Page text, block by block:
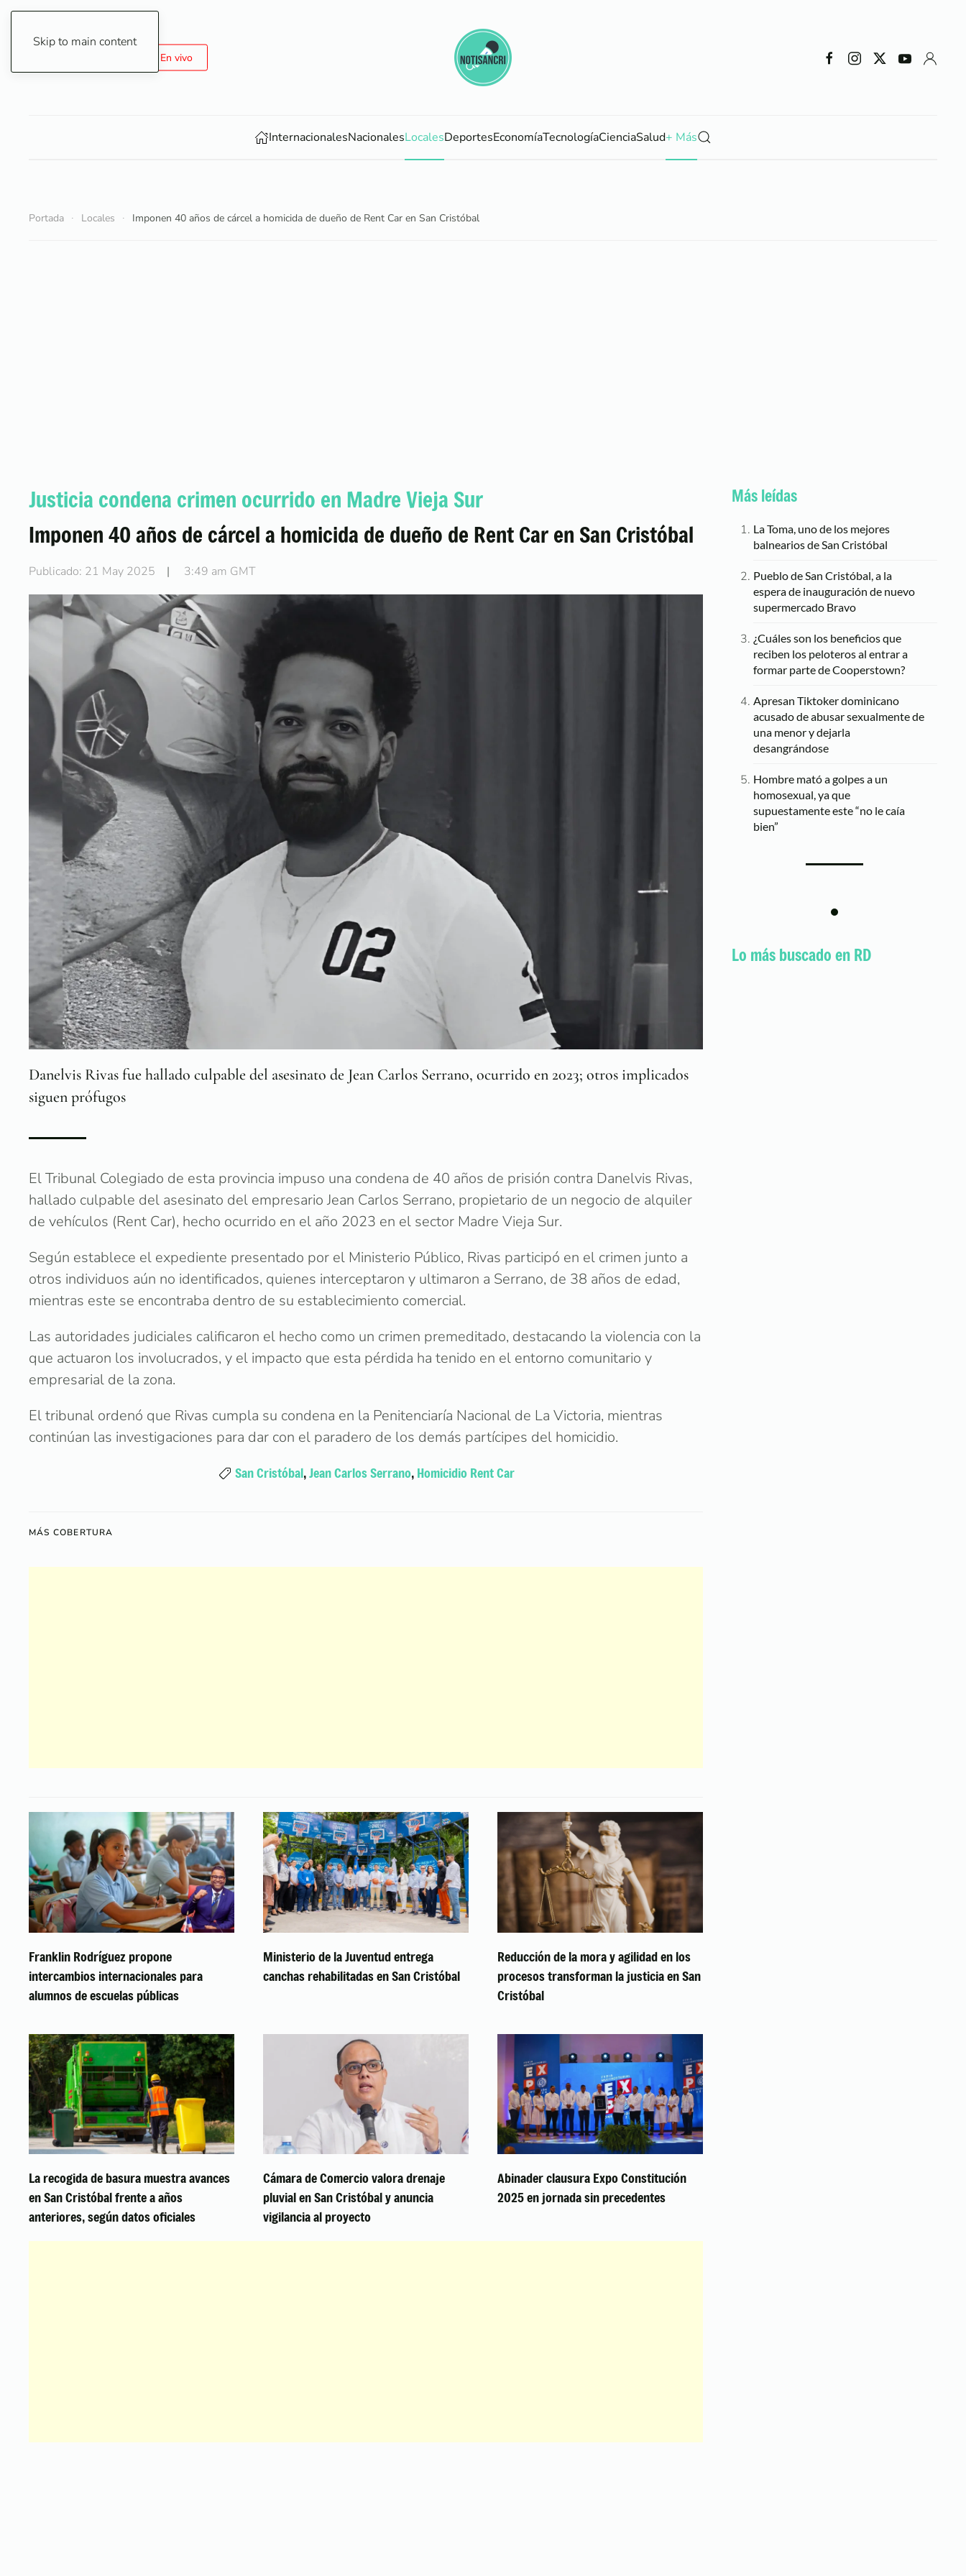
Skip to main content
En vivo
InternacionalesNacionalesLocalesDeportesEconomíaTecnologíaCienciaSalud+ Más
Portada Locales Imponen 40 años de cárcel a homicida de dueño de Rent Car en San Cristóbal
Justicia condena crimen ocurrido en Madre Vieja Sur
Imponen 40 años de cárcel a homicida de dueño de Rent Car en San Cristóbal
Publicado: 21 May 2025 | 3:49 am GMT
Danelvis Rivas fue hallado culpable del asesinato de Jean Carlos Serrano, ocurrido en 2023; otros implicados
siguen prófugos
El Tribunal Colegiado de esta provincia impuso una condena de 40 años de prisión contra Danelvis Rivas,
hallado culpable del asesinato del empresario Jean Carlos Serrano, propietario de un negocio de alquiler
de vehículos (Rent Car), hecho ocurrido en el año 2023 en el sector Madre Vieja Sur.
Según establece el expediente presentado por el Ministerio Público, Rivas participó en el crimen junto a
otros individuos aún no identificados, quienes interceptaron y ultimaron a Serrano, de 38 años de edad,
mientras este se encontraba dentro de su establecimiento comercial.
Las autoridades judiciales calificaron el hecho como un crimen premeditado, destacando la violencia con la
que actuaron los involucrados, y el impacto que esta pérdida ha tenido en el entorno comunitario y
empresarial de la zona.
El tribunal ordenó que Rivas cumpla su condena en la Penitenciaría Nacional de La Victoria, mientras
continúan las investigaciones para dar con el paradero de los demás partícipes del homicidio.
San Cristóbal,Jean Carlos Serrano, Homicidio Rent Car
Más leídas
La Toma, uno de los mejores
balnearios de San Cristóbal
Pueblo de San Cristóbal, a la
espera de inauguración de nuevo
supermercado Bravo
¿Cuáles son los beneficios que
reciben los peloteros al entrar a
formar parte de Cooperstown?
Apresan Tiktoker dominicano
acusado de abusar sexualmente de
una menor y dejarla
desangrándose
Hombre mató a golpes a un
homosexual, ya que
supuestamente este “no le caía
bien”
Lo más buscado en RD
MÁS COBERTURA
Franklin Rodríguez propone
intercambios internacionales para
alumnos de escuelas públicas
Ministerio de la Juventud entrega
canchas rehabilitadas en San Cristóbal
Reducción de la mora y agilidad en los
procesos transforman la justicia en San
Cristóbal
La recogida de basura muestra avances
en San Cristóbal frente a años
anteriores, según datos oficiales
Cámara de Comercio valora drenaje
pluvial en San Cristóbal y anuncia
vigilancia al proyecto
Abinader clausura Expo Constitución
2025 en jornada sin precedentes